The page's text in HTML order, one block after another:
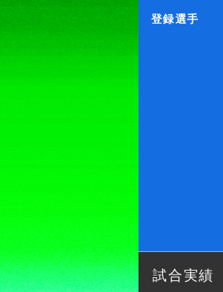
登録選手
試合実績